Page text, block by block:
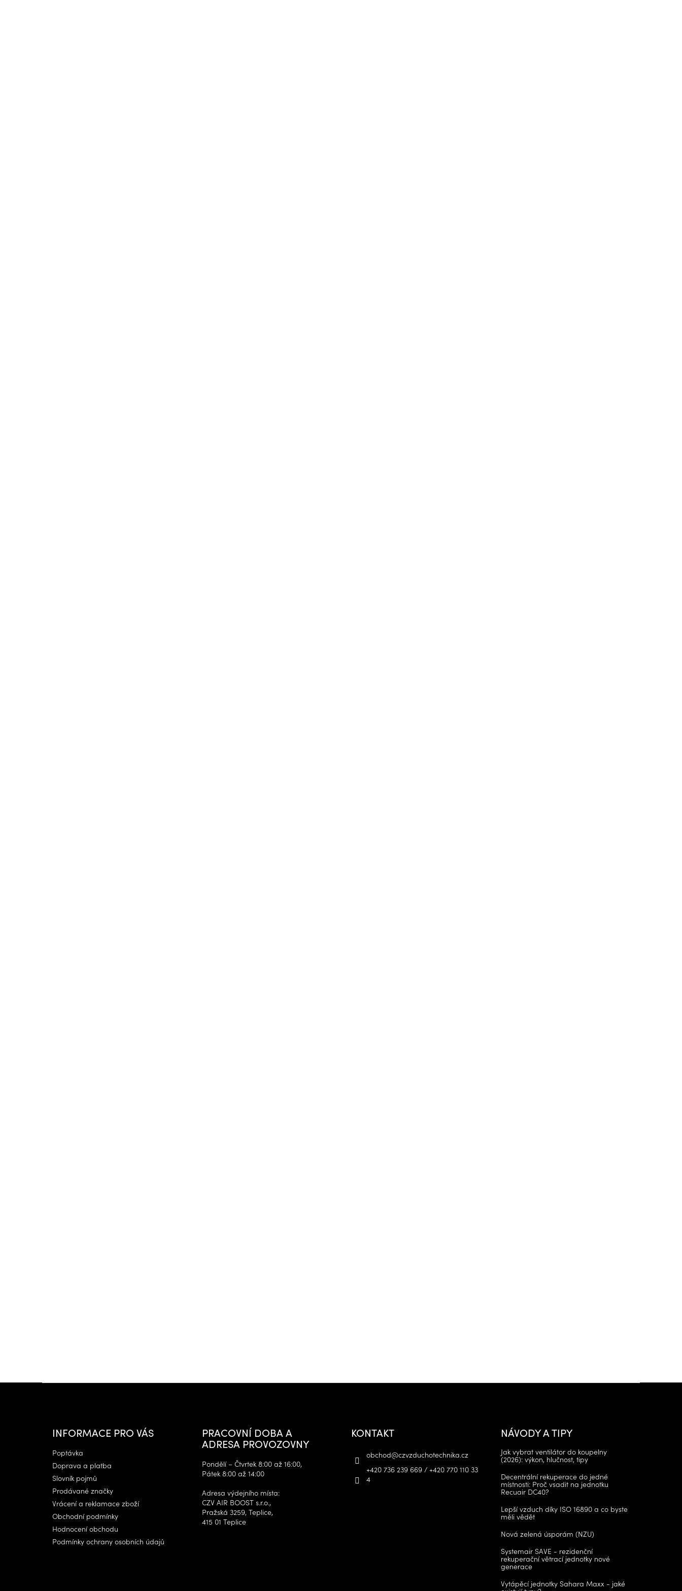
INFORMACE PRO VÁS
Poptávka
Doprava a platba
Slovník pojmů
Prodávané značky
Vrácení a reklamace zboží
Obchodní podmínky
Hodnocení obchodu
Podmínky ochrany osobních údajů
PRACOVNÍ DOBA A
ADRESA PROVOZOVNY
Pondělí – Čtvrtek 8:00 až 16:00,
Pátek 8:00 až 14:00
Adresa výdejního místa:
CZV AIR BOOST s.r.o.,
Pražská 3259, Teplice,
415 01 Teplice
KONTAKT
obchod@czvzduchotechnika.cz
+420 736 239 669 / +420 770 110 33
4
NÁVODY A TIPY
Jak vybrat ventilátor do koupelny
(2026): výkon, hlučnost, tipy
Decentrální rekuperace do jedné
místnosti: Proč vsadit na jednotku
Recuair DC40?
Lepší vzduch díky ISO 16890 a co byste
měli vědět
Nová zelená úsporám (NZU)
Systemair SAVE - rezidenční
rekuperační větrací jednotky nové
generace
Vytápěcí jednotky Sahara Maxx - jaké